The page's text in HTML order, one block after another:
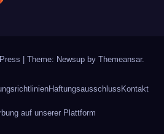
Theme: Newsup by Themeansar.
Haftungsausschluss Kontakt
auf unserer Plattform